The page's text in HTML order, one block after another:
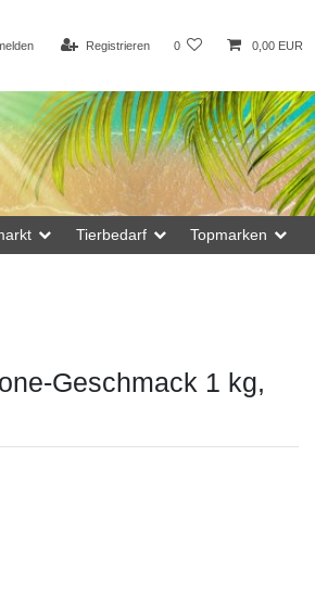
Registrieren 0 0,00 EUR
Tierbedarf Topmarken
Geschmack 1 kg,